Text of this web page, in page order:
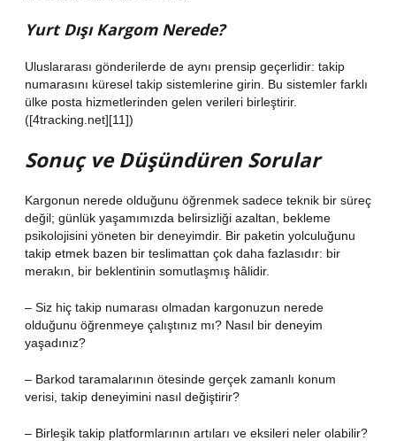
Yurt Dışı Kargom Nerede?
Uluslararası gönderilerde de aynı prensip geçerlidir: takip
numarasını küresel takip sistemlerine girin. Bu sistemler farklı
ülke posta hizmetlerinden gelen verileri birleştirir.
([4tracking.net][11])
Sonuç ve Düşündüren Sorular
Kargonun nerede olduğunu öğrenmek sadece teknik bir süreç
değil; günlük yaşamımızda belirsizliği azaltan, bekleme
psikolojisini yöneten bir deneyimdir. Bir paketin yolculuğunu
takip etmek bazen bir teslimattan çok daha fazlasıdır: bir
merakın, bir beklentinin somutlaşmış hâlidir.
– Siz hiç takip numarası olmadan kargonuzun nerede
olduğunu öğrenmeye çalıştınız mı? Nasıl bir deneyim
yaşadınız?
– Barkod taramalarının ötesinde gerçek zamanlı konum
verisi, takip deneyimini nasıl değiştirir?
– Birleşik takip platformlarının artıları ve eksileri neler olabilir?